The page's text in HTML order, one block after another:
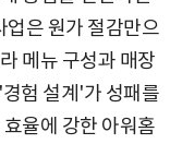
업은 원가 절감만으
메뉴 구성과 매장
험 설계'가 성패를
율에 강한 아워홈